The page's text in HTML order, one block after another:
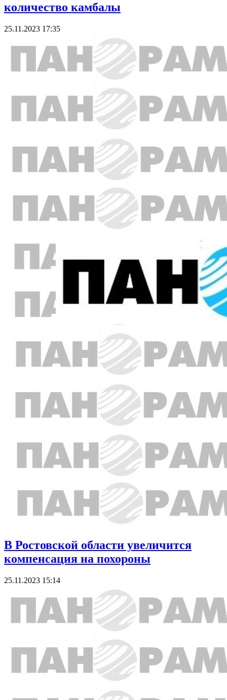
количество камбалы
25.11.2023 17:35
В Ростовской области увеличится
компенсация на похороны
25.11.2023 15:14